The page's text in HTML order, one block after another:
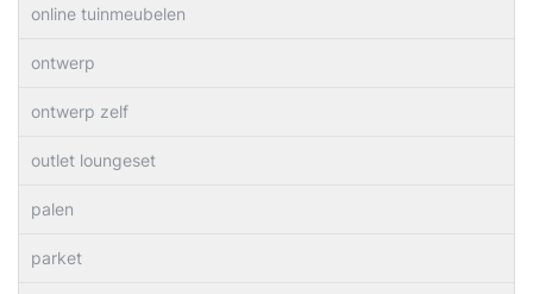
online tuinmeubelen
ontwerp
ontwerp zelf
outlet loungeset
palen
parket